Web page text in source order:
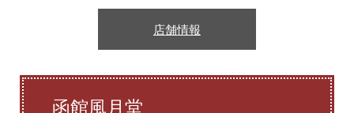
店舗情報
函館風月堂